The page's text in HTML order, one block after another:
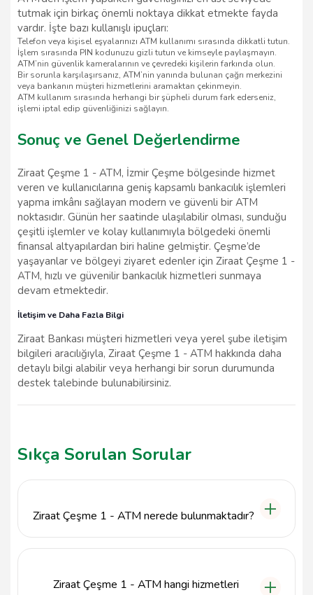
tutmak için birkaç önemli noktaya dikkat etmekte fayda
vardır. İşte bazı kullanışlı ipuçları:
Telefon veya kişisel eşyalarınızı ATM kullanımı sırasında dikkatli tutun.
İşlem sırasında PIN kodunuzu gizli tutun ve kimseyle paylaşmayın.
ATM’nin güvenlik kameralarının ve çevredeki kişilerin farkında olun.
Bir sorunla karşılaşırsanız, ATM’nin yanında bulunan çağrı merkezini
veya bankanın müşteri hizmetlerini aramaktan çekinmeyin.
ATM kullanım sırasında herhangi bir şüpheli durum fark ederseniz,
işlemi iptal edip güvenliğinizi sağlayın.
Sonuç ve Genel Değerlendirme
Ziraat Çeşme 1 - ATM, İzmir Çeşme bölgesinde hizmet
veren ve kullanıcılarına geniş kapsamlı bankacılık işlemleri
yapma imkânı sağlayan modern ve güvenli bir ATM
noktasıdır. Günün her saatinde ulaşılabilir olması, sunduğu
çeşitli işlemler ve kolay kullanımıyla bölgedeki önemli
finansal altyapılardan biri haline gelmiştir. Çeşme’de
yaşayanlar ve bölgeyi ziyaret edenler için Ziraat Çeşme 1 -
ATM, hızlı ve güvenilir bankacılık hizmetleri sunmaya
devam etmektedir.
İletişim ve Daha Fazla Bilgi
Ziraat Bankası müşteri hizmetleri veya yerel şube iletişim
bilgileri aracılığıyla, Ziraat Çeşme 1 - ATM hakkında daha
detaylı bilgi alabilir veya herhangi bir sorun durumunda
destek talebinde bulunabilirsiniz.
Sıkça Sorulan Sorular
Ziraat Çeşme 1 - ATM nerede bulunmaktadır?
Ziraat Çeşme 1 - ATM hangi hizmetleri